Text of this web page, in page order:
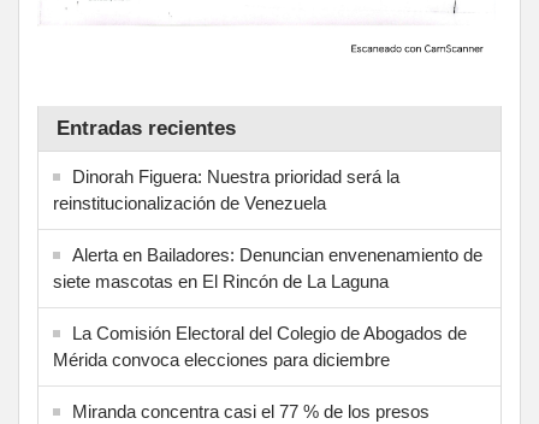
Entradas recientes
Dinorah Figuera: Nuestra prioridad será la
reinstitucionalización de Venezuela
Alerta en Bailadores: Denuncian envenenamiento de
siete mascotas en El Rincón de La Laguna
La Comisión Electoral del Colegio de Abogados de
Mérida convoca elecciones para diciembre
Miranda concentra casi el 77 % de los presos